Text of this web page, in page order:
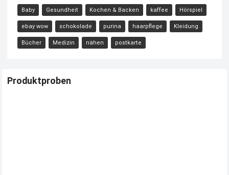
Baby Gesundheit Kochen & Backen kaffee Hörspiel
ebay wow schokolade purina haarpflege Kleidung
Bücher Medizin nähen postkarte
Produktproben